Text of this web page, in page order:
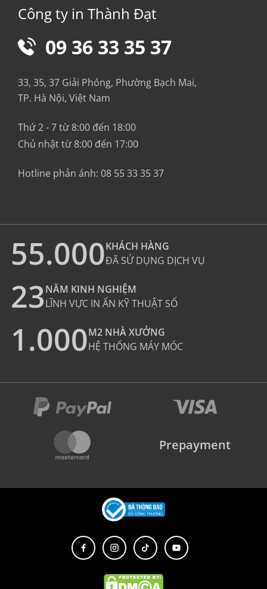
Công ty in Thành Đạt
09 36 33 35 37
33, 35, 37 Giải Phóng, Phường Bạch Mai,
TP. Hà Nội, Việt Nam
Thứ 2 - 7 từ 8:00 đến 18:00
Chủ nhật từ 8:00 đến 17:00
Hotline phản ánh: 08 55 33 35 37
55.000KHÁCH HÀNG
ĐÃ SỬ DỤNG DỊCH VỤ
23NĂM KINH NGHIỆM
LĨNH VỰC IN ẤN KỸ THUẬT SỐ
1.000M2 NHÀ XƯỞNG
HỆ THỐNG MÁY MÓC
Prepayment